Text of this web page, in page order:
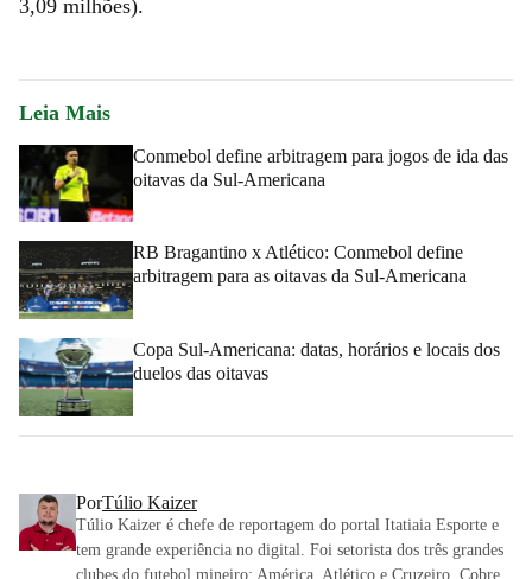
3,09 milhões).
Leia Mais
Conmebol define arbitragem para jogos de ida das
oitavas da Sul-Americana
RB Bragantino x Atlético: Conmebol define
arbitragem para as oitavas da Sul-Americana
Copa Sul-Americana: datas, horários e locais dos
duelos das oitavas
PorTúlio Kaizer
Túlio Kaizer é chefe de reportagem do portal Itatiaia Esporte e
tem grande experiência no digital. Foi setorista dos três grandes
clubes do futebol mineiro: América, Atlético e Cruzeiro. Cobre